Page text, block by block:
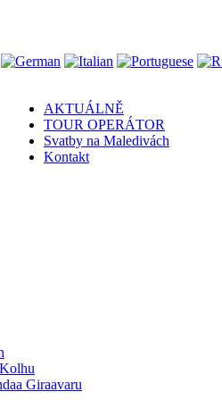
AKTUÁLNĚ
TOUR OPERÁTOR
Svatby na Maledivách
Kontakt
Giraavaru